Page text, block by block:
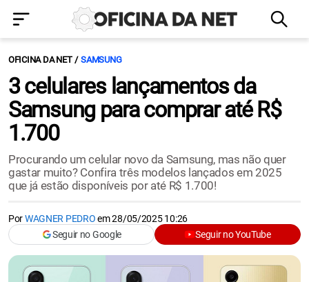
OFICINA DA NET SAMSUNG
3 celulares lançamentos da
Samsung para comprar até R$
1.700
Procurando um celular novo da Samsung, mas não quer
gastar muito? Confira três modelos lançados em 2025
que já estão disponíveis por até R$ 1.700!
PorWAGNER PEDROem28/05/2025 10:26
Seguir no Google
Seguir no YouTube